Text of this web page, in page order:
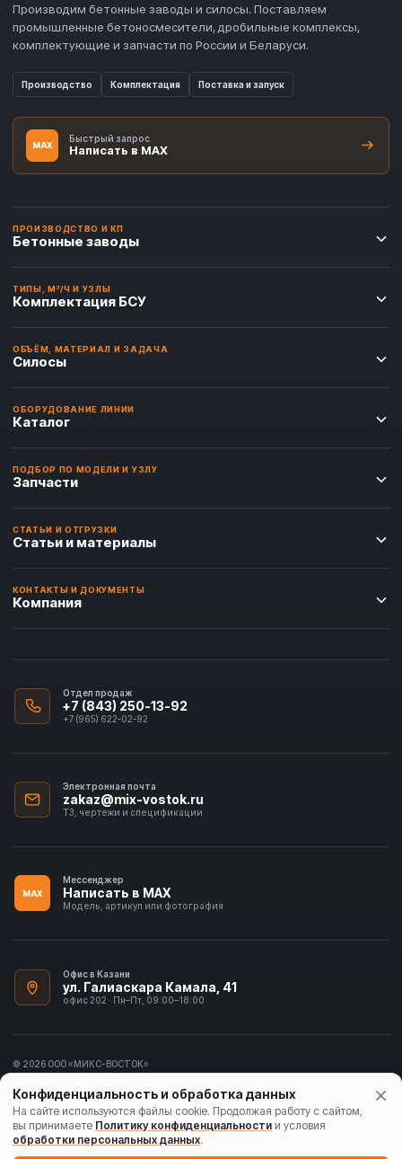
Производим бетонные заводы и силосы. Поставляем
промышленные бетоносмесители, дробильные комплексы,
комплектующие и запчасти по России и Беларуси.
Производство Комплектация Поставка и запуск
MAX
Быстрый запрос
Написать в MAX
ПРОИЗВОДСТВО И КП
Бетонные заводы
ТИПЫ, М³/Ч И УЗЛЫ
Комплектация БСУ
ОБЪЁМ, МАТЕРИАЛ И ЗАДАЧА
Силосы
ОБОРУДОВАНИЕ ЛИНИИ
Каталог
ПОДБОР ПО МОДЕЛИ И УЗЛУ
Запчасти
СТАТЬИ И ОТГРУЗКИ
Статьи и материалы
КОНТАКТЫ И ДОКУМЕНТЫ
Компания
Отдел продаж
+7 (843) 250-13-92
+7 (965) 622-02-92
Электронная почта
zakaz@mix-vostok.ru
ТЗ, чертежи и спецификации
MAX
Мессенджер
Написать в MAX
Модель, артикул или фотография
Офис в Казани
ул. Галиаскара Камала, 41
офис 202 · Пн–Пт, 09:00–18:00
© 2026 ООО «МИКС-ВОСТОК»
Политика конфиденциальности
Согласие на обработку данных
Конфиденциальность и обработка данных
На сайте используются файлы cookie. Продолжая работу с сайтом,
вы принимаете Политику конфиденциальности и условия
обработки персональных данных.